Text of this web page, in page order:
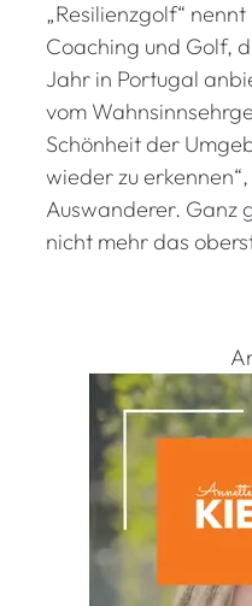
„Resilienzgolf“
Coaching und Golf,
Jahr in Portugal
vom
Schönheit der
wieder zu
Auswanderer. Ganz
nicht mehr das